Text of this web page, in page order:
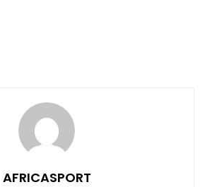
AFRICASPORT